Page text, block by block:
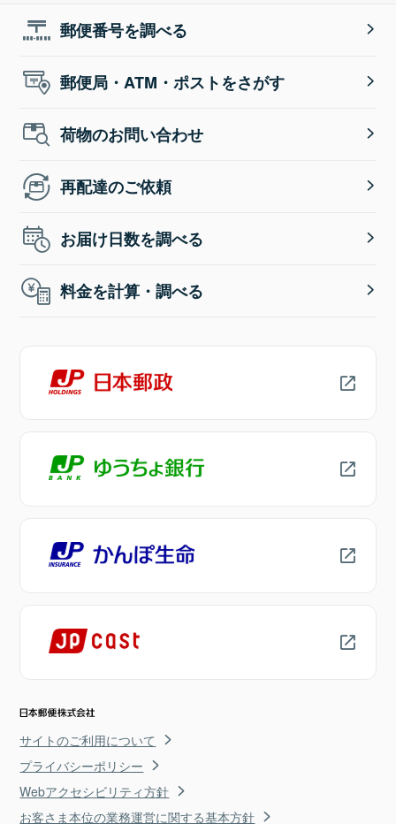
郵便番号を調べる
郵便局・ATM・ポストをさがす
荷物のお問い合わせ
再配達のご依頼
お届け日数を調べる
料金を計算・調べる
サイトのご利用について
プライバシーポリシー
Webアクセシビリティ方針
お客さま本位の業務運営に関する基本方針